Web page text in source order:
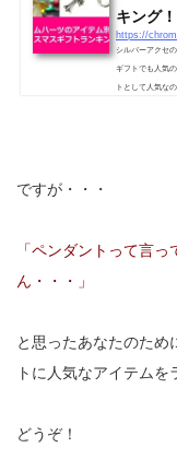
キング！
https://
シルバーアクセ
ギフトでも人気
トとして人気な
ですが・・・
「ペンダントって言
ん・・・」
と思ったあなたのため
トに人気なアイテムを
どうぞ！